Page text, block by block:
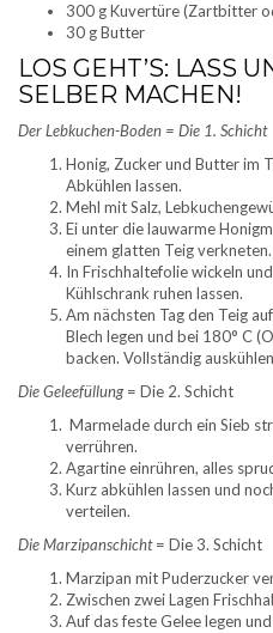
300 g Kuvertüre (Zartbitter
30 g Butter
LOS GEHT’S: LASS
SELBER MACHEN!
Der Lebkuchen-Boden = Die 1. Schicht
Honig, Zucker und Butter im
Abkühlen lassen.
Mehl mit Salz,
Ei unter die lauwarme
einem glatten Teig verkneten.
In Frischhaltefolie wickeln
Kühlschrank ruhen lassen.
Am nächsten Tag den Teig
Blech legen und bei 180° C
backen. Vollständig
Die Geleefüllung= Die 2. Schicht
Marmelade durch ein Sieb
verrühren.
Agartine einrühren, alles
Kurz abkühlen lassen und
verteilen.
Die Marzipanschicht= Die 3. Schicht
Marzipan mit Puderzucker
Zwischen zwei Lagen
Auf das feste Gelee legen